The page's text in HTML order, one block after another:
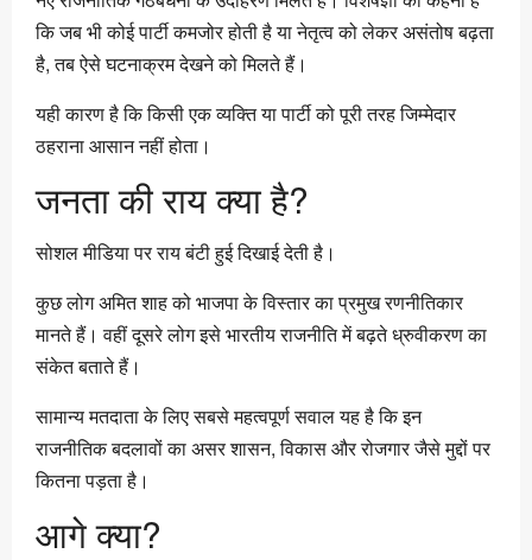
कि जब भी कोई पार्टी कमजोर होती है या नेतृत्व को लेकर असंतोष बढ़ता
है, तब ऐसे घटनाक्रम देखने को मिलते हैं।
यही कारण है कि किसी एक व्यक्ति या पार्टी को पूरी तरह जिम्मेदार
ठहराना आसान नहीं होता।
जनता की राय क्या है?
सोशल मीडिया पर राय बंटी हुई दिखाई देती है।
कुछ लोग अमित शाह को भाजपा के विस्तार का प्रमुख रणनीतिकार
मानते हैं। वहीं दूसरे लोग इसे भारतीय राजनीति में बढ़ते ध्रुवीकरण का
संकेत बताते हैं।
सामान्य मतदाता के लिए सबसे महत्वपूर्ण सवाल यह है कि इन
राजनीतिक बदलावों का असर शासन, विकास और रोजगार जैसे मुद्दों पर
कितना पड़ता है।
आगे क्या?